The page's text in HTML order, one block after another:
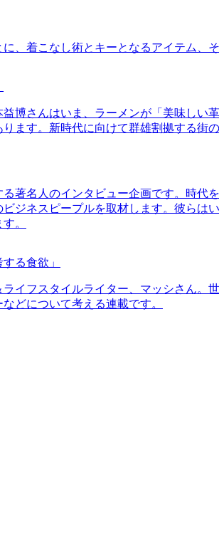
、着こなし術とキーとなるアイテム、
益博さんはいま、ラーメンが「美味し
ます。新時代に向けて群雄割拠する街
る著名人のインタビュー企画です。時
ジネスピープルを取材します。彼らは
。
る食欲」
イフスタイルライター、マッシさん。
どについて考える連載です。